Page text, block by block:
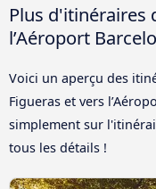
Plus d'itinéraires
l’Aéroport
Voici un aperçu des
Figueras et vers
simplement sur
tous les détails !